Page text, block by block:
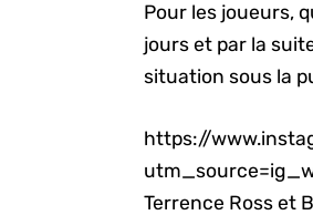
Pour les joueurs,
jours et par la
situation sous la
https://
Terrence Ross et